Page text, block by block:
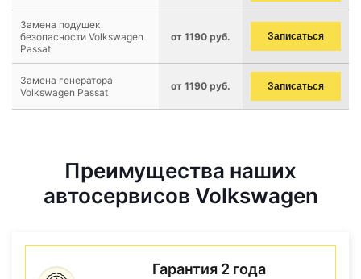
Замена подушек
безопасности Volkswagen
Passat
от 1190 руб. Записаться
Замена генератора
Volkswagen Passat
от 1190 руб. Записаться
Преимущества наших
автосервисов Volkswagen
Гарантия 2 года